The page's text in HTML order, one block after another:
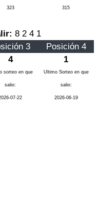
323 315
8 2 4 1
3
Posición 4
4 1
sorteo en que
salio:
07-22
Ultimo Sorteo en que
salio:
2026-06-19